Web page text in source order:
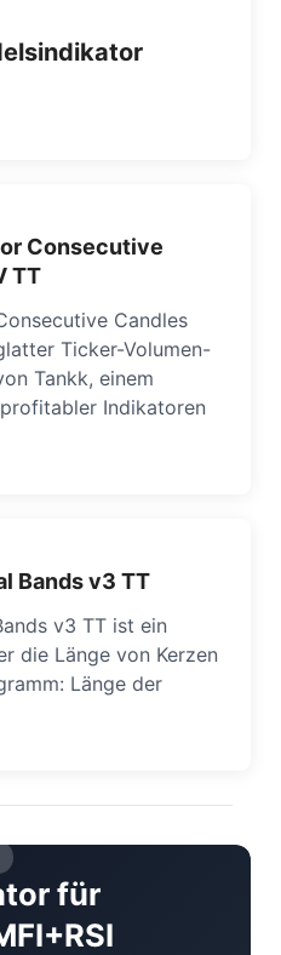
Consecutive
TT
Candles
Ticker-Volumen-
Tankk, einem
Indikatoren
Bands v3 TT
v3 TT ist ein
die Länge von Kerzen
Länge der
für